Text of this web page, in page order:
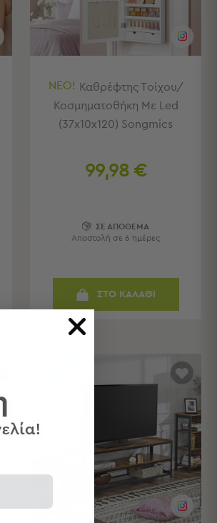
ΝΕΟ! Καθρέφτης Τοίχου/
Κοσμηματοθήκη Με Led
(37x10x120) Songmics
99,98 €
ΣΕ ΑΠΟΘΕΜΑ
Αποστολή σε 6 ημέρες
ΣΤΟ ΚΑΛΑΘΙ